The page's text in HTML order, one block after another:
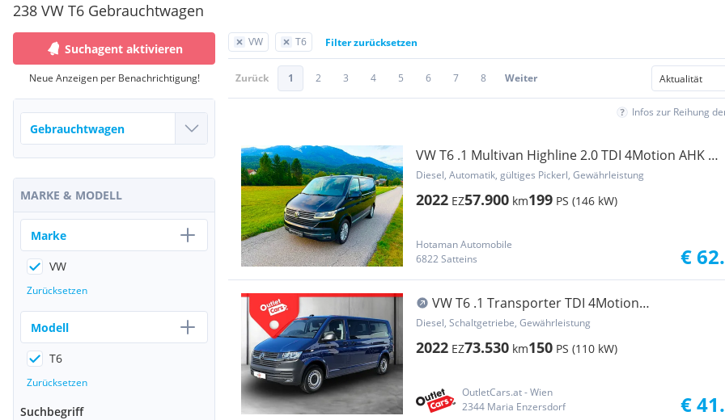
238 VW T6 Gebrauchtwagen
VW T6 Filter zurücksetzen
Zurück 1 2 3 4 5 6 7 8 Weiter
Infos zur Reihung
VW T6 .1 Multivan Highline 2.0 TDI 4Motion AHK 2x
S...
Diesel, Automatik, gültiges Pickerl, Gewährleistung
2022 EZ57.900 km199 PS (146 kW)
Hotaman Automobile
6822 Satteins
€
VW T6 .1 Transporter TDI 4Motion
AHK+Standh.+PDC
Diesel, Schaltgetriebe, Gewährleistung
2022 EZ73.530 km150 PS (110 kW)
OutletCars.at - Wien
2344 Maria Enzersdorf
€
Suchagent aktivieren
Neue Anzeigen per Benachrichtigung!
MARKE & MODELL
Marke
VW
Zurücksetzen
Modell
T6
Zurücksetzen
Suchbegriff